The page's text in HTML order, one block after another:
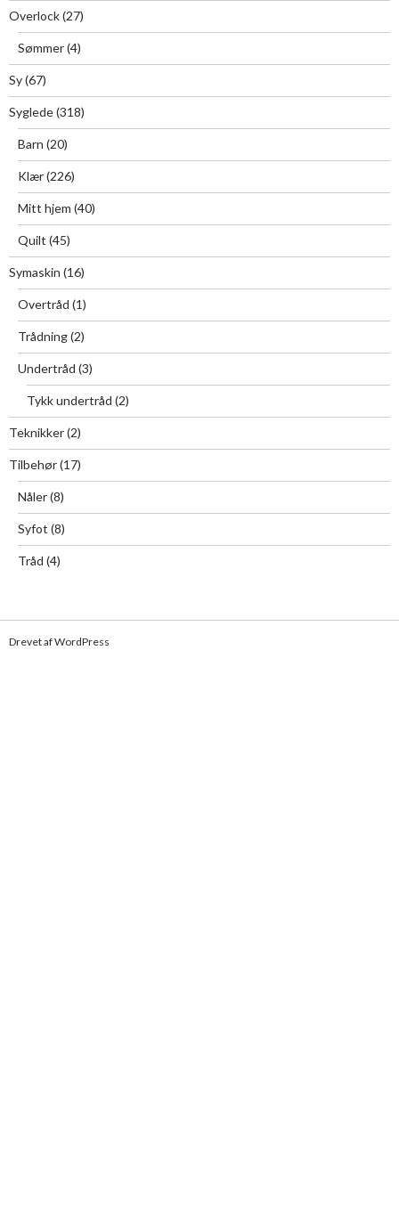
Overlock(27)
Sømmer(4)
Sy(67)
Syglede(318)
Barn (20)
Klær(226)
Mitt hjem (40)
Quilt (45)
Symaskin (16)
Overtråd (1)
Trådning(2)
Undertråd (3)
Tykk undertråd (2)
Teknikker(2)
Tilbehør(17)
Nåler(8)
Syfot (8)
Tråd (4)
Drevet af WordPress